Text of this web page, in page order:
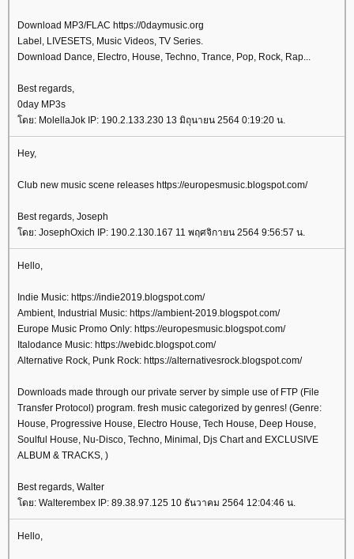
Download MP3/FLAC https://0daymusic.org
Label, LIVESETS, Music Videos, TV Series.
Download Dance, Electro, House, Techno, Trance, Pop, Rock, Rap...
Best regards,
0day MP3s
ดย: MolellaJok IP: 190.2.133.230 13 มิถุนายน 2564 0:19:20 น.
Hey,
Club new music scene releases https://europesmusic.blogspot.com/
Best regards, Joseph
ดย: JosephOxich IP: 190.2.130.167 11 พฤศจิกายน 2564 9:56:57 น.
Hello,
Indie Music: https://indie2019.blogspot.com/
Ambient, Industrial Music: https://ambient-2019.blogspot.com/
Europe Music Promo Only: https://europesmusic.blogspot.com/
Italodance Music: https://webidc.blogspot.com/
Alternative Rock, Punk Rock: https://alternativesrock.blogspot.com/
Downloads made through our private server by simple use of FTP (File
Transfer Protocol) program. fresh music categorized by genres! (Genre:
House, Progressive House, Electro House, Tech House, Deep House,
Soulful House, Nu-Disco, Techno, Minimal, Djs Chart and EXCLUSIVE
ALBUM & TRACKS, )
Best regards, Walter
ดย: Walterembex IP: 89.38.97.125 10 ธันวาคม 2564 12:04:46 น.
Hello,